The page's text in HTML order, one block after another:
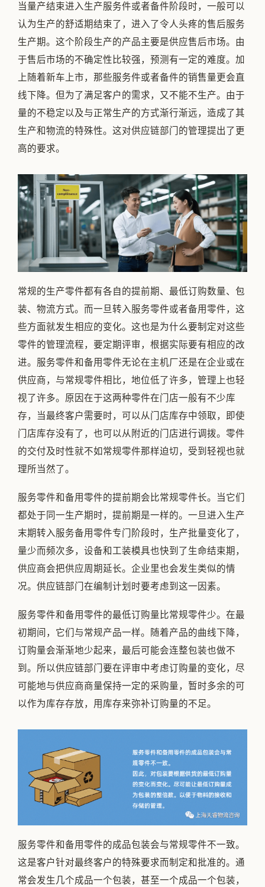
当量产结束进入生产服务件或者备件阶段时，一般可以
认为生产的舒适期结束了，进入了令人头疼的售后服务
生产期。这个阶段生产的产品主要是供应售后市场。由
于售后市场的不确定性比较强，预测有一定的难度。加
上随着新车上市，那些服务件或者备件的销售量更会直
线下降。但为了满足客户的需求，又不能不生产。由于
量的不稳定以及与正常生产的方式渐行渐远，造成了其
生产和物流的特殊性。这对供应链部门的管理提出了更
高的要求。
常规的生产零件都有各自的提前期、最低订购数量、包
装、物流方式。而一旦转入服务零件或者备用零件，这
些方面就发生相应的变化。这也是为什么要制定对这些
零件的管理流程，要定期评审，根据实际要有相应的改
进。服务零件和备用零件无论在主机厂还是在企业或在
供应商，与常规零件相比，地位低了许多，管理上也轻
视了许多。原因在于这两种零件在门店一般有不少库
存，当最终客户需要时，可以从门店库存中领取，即使
门店库存没有了，也可以从附近的门店进行调拨。零件
的交付及时性就不如常规零件那样迫切，受到轻视也就
理所当然了。
服务零件和备用零件的提前期会比常规零件长。当它们
都处于同一生产期时，提前期是一样的。一旦进入生产
末期转入服务备用零件专门阶段时，生产批量变化了，
量少而频次多，设备和工装模具也快到了生命结束期，
供应商会把供应周期延长。企业里也会发生类似的情
况。供应链部门在编制计划时要考虑到这一因素。
服务零件和备用零件的最低订购量比常规零件少。在最
初期间，它们与常规产品一样。随着产品的曲线下降，
订购量会渐渐地少起来，最后可能会连整包装也做不
到。所以供应链部门要在评审中考虑订购量的变化，尽
可能地与供应商商量保持一定的采购量，暂时多余的可
以作为库存存放，用库存来弥补订购量的不足。
服务零件和备用零件的成品包装会与常规零件不一致。
这是客户针对最终客户的特殊要求而制定和批准的。通
常会发生几个成品一个包装，甚至一个成品一个包装，